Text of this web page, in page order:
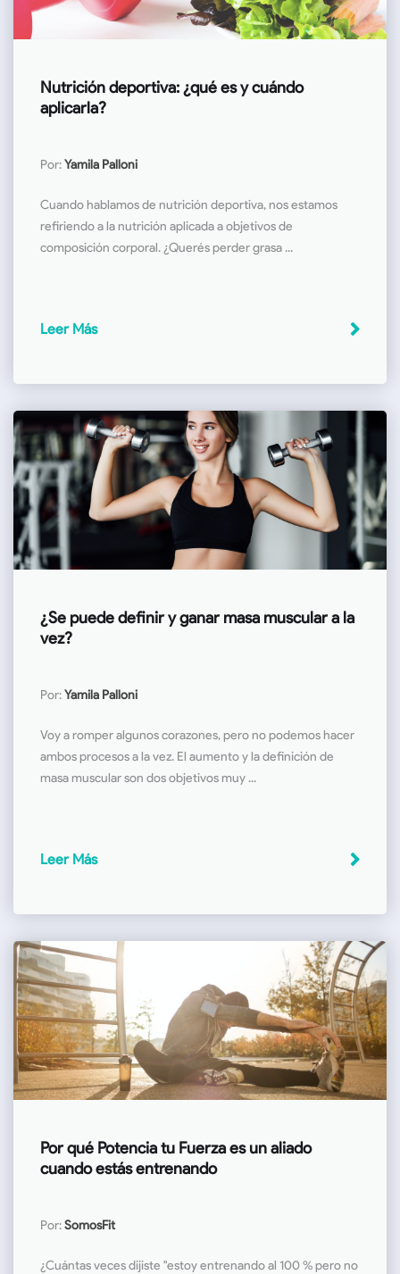
Nutrición deportiva: ¿qué es y cuándo
aplicarla?
Por:Yamila Palloni
Cuando hablamos de nutrición deportiva, nos estamos
refiriendo a la nutrición aplicada a objetivos de
composición corporal. ¿Querés perder grasa ...
Leer Más
¿Se puede definir y ganar masa muscular a la
vez?
Por:Yamila Palloni
Voy a romper algunos corazones, pero no podemos hacer
ambos procesos a la vez. El aumento y la definición de
masa muscular son dos objetivos muy ...
Leer Más
Por qué Potencia tu Fuerza es un aliado
cuando estás entrenando
Por:SomosFit
¿Cuántas veces dijiste "estoy entrenando al 100 % pero no